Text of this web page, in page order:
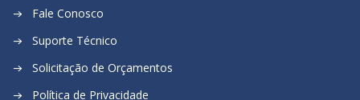
Fale Conosco
Suporte Técnico
Solicitação de Orçamentos
Política de Privacidade